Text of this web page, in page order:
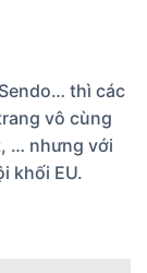
thì các
vô cùng
… nhưng với
khối EU.